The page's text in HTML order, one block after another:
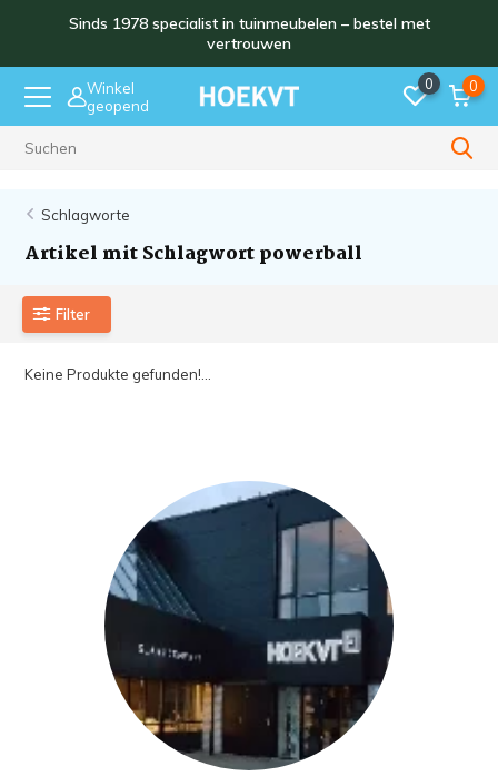
Sinds 1978 specialist in tuinmeubelen – bestel met
vertrouwen
Winkel
geopend
0 0
Schlagworte
Artikel mit Schlagwort powerball
Filter
Keine Produkte gefunden!...